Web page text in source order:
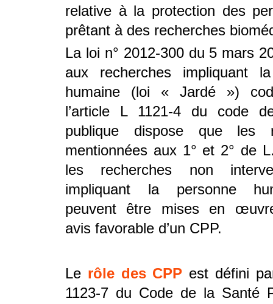
relative à la protection des
prêtant à des recherches
La loi n° 2012-300 du 5 mars
aux recherches impliquant
humaine (loi « Jardé »)
l’article L 1121-4 du code
publique dispose que les
mentionnées aux 1° et 2° de
les recherches non
impliquant la personne
peuvent être mises en
avis favorable d’un CPP.
Le rôle des CPP est défini
1123-7 du Code de la Santé